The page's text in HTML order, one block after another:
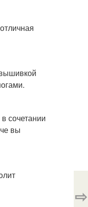
сочетании
вы
⇨